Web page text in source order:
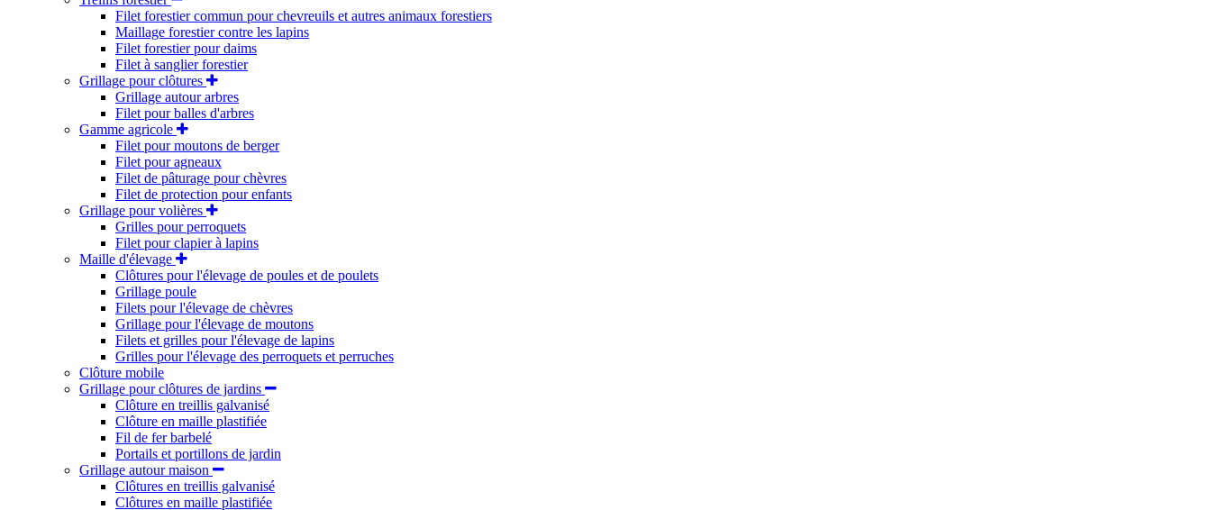
Filet forestier commun pour chevreuils et autres animaux forestiers
Maillage forestier contre les lapins
Filet forestier pour daims
Filet à sanglier forestier
Grillage pour clôtures
Grillage autour arbres
Filet pour balles d'arbres
Gamme agricole
Filet pour moutons de berger
Filet pour agneaux
Filet de pâturage pour chèvres
Filet de protection pour enfants
Grillage pour volières
Grilles pour perroquets
Filet pour clapier à lapins
Maille d'élevage
Clôtures pour l'élevage de poules et de poulets
Grillage poule
Filets pour l'élevage de chèvres
Grillage pour l'élevage de moutons
Filets et grilles pour l'élevage de lapins
Grilles pour l'élevage des perroquets et perruches
Clôture mobile
Grillage pour clôtures de jardins
Clôture en treillis galvanisé
Clôture en maille plastifiée
Fil de fer barbelé
Portails et portillons de jardin
Grillage autour maison
Clôtures en treillis galvanisé
Clôtures en maille plastifiée